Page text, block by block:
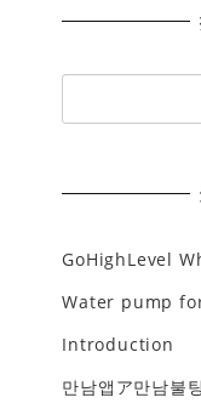
索
GoHighLevel
Water pump
Introduction
만남앱ア만남불